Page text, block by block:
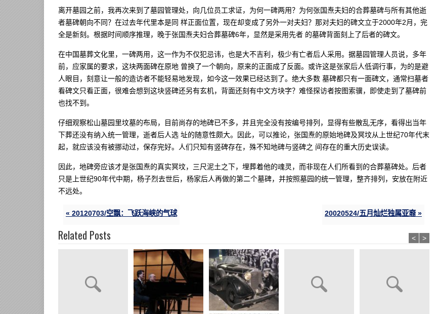
离开墓园之前，我再次来到了墓园管理处，向几位员工求证，为何一碑两用？为何张国焘夫妇的合葬墓碑与所有其他逝
者墓碑朝向不同？在过去年代里本是同 样正面位置，现在却变成了另外一对夫妇？那对夫妇的碑文立于2000年2月，完
全是新刻。根据时间顺序推理，晚于张国焘夫妇合葬墓碑6年，显然是采用先者 的墓碑背面刻上了后者的碑文。
在中国墓葬文化里，一碑两用，这一作为不仅犯忌讳，也是大不吉利，极少有亡者后人采用。据墓园管理人员说，多年
前，应家属的要求，这块两面碑在原地 曾换了一个朝向，原来的正面成了反面。或许这是张家后人低调行事，为的是避
人眼目，刻意让一般的造访者不能轻易地发现，如今这一效果已经达到了。绝大多数 墓碑都只有一面碑文，通常扫墓者
看碑文只看正面，很难会想到这块竖碑还另有玄机，背面还刻有中文方块字？难怪探访者按图索骥，即使走到了墓碑前
也找不到。
仔细观察松山墓园里坟墓的布局，目前尚存的地碑已不多，并且完全没有按编号排列，显得有些散乱无序，看得出当年
下葬还没有纳入统一管理，逝者后人选 址的随意性颇大。因此，可以推论，张国焘的原始地碑及冥坟从上世纪70年代末
起，就应该没有被挪动过，保存完好。人们只知有竖碑存在，殊不知地碑与竖碑之 间存在的重大历史误读。
因此，地碑旁应该才是张国焘的真实冥坟，三尺泥土之下，埋葬着他的魂灵，而非现在人们所看到的合葬墓碑处。后者
只是上世纪90年代中期，杨子烈去世后，杨家后人再做的第二个墓碑，并按照墓园的统一管理，整齐排列，安放在附近
不远处。
« 20120703/空飘：飞跃海峡的气球 20020524/五月灿烂独属亚裔 »
Related Posts < >